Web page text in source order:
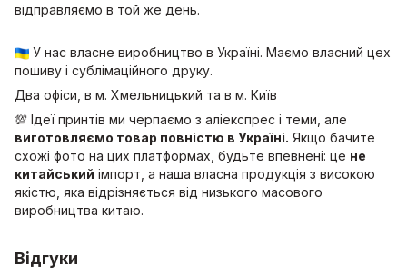
відправляємо в той же день.
У нас власне виробництво в Україні. Маємо власний цех
пошиву і сублімаційного друку.
Два офіси, в м. Хмельницький та в м. Київ
💯 Ідеї принтів ми черпаємо з аліекспрес і теми, але
виготовляємо товар повністю в Україні. Якщо бачите
схожі фото на цих платформах, будьте впевнені: це не
китайський імпорт, а наша власна продукція з високою
якістю, яка відрізняється від низького масового
виробництва китаю.
Відгуки